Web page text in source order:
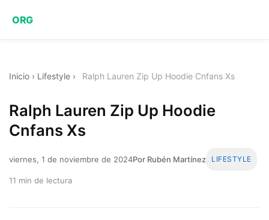
ORG
Inicio › Lifestyle › Ralph Lauren Zip Up Hoodie Cnfans Xs
Ralph Lauren Zip Up Hoodie
Cnfans Xs
viernes, 1 de noviembre de 2024Por Rubén Martínez LIFESTYLE
11 min de lectura